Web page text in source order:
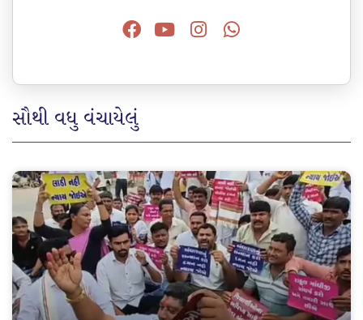
સૌથી વધુ વંચાયેલું